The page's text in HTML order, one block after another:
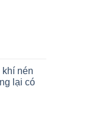
nén
lại có